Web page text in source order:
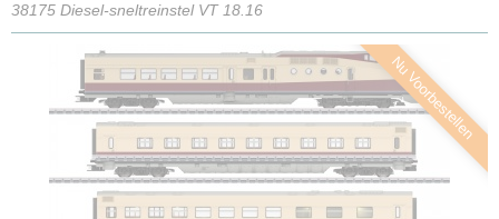
38175 Diesel-sneltreinstel VT 18.16
Nu Voorbestellen